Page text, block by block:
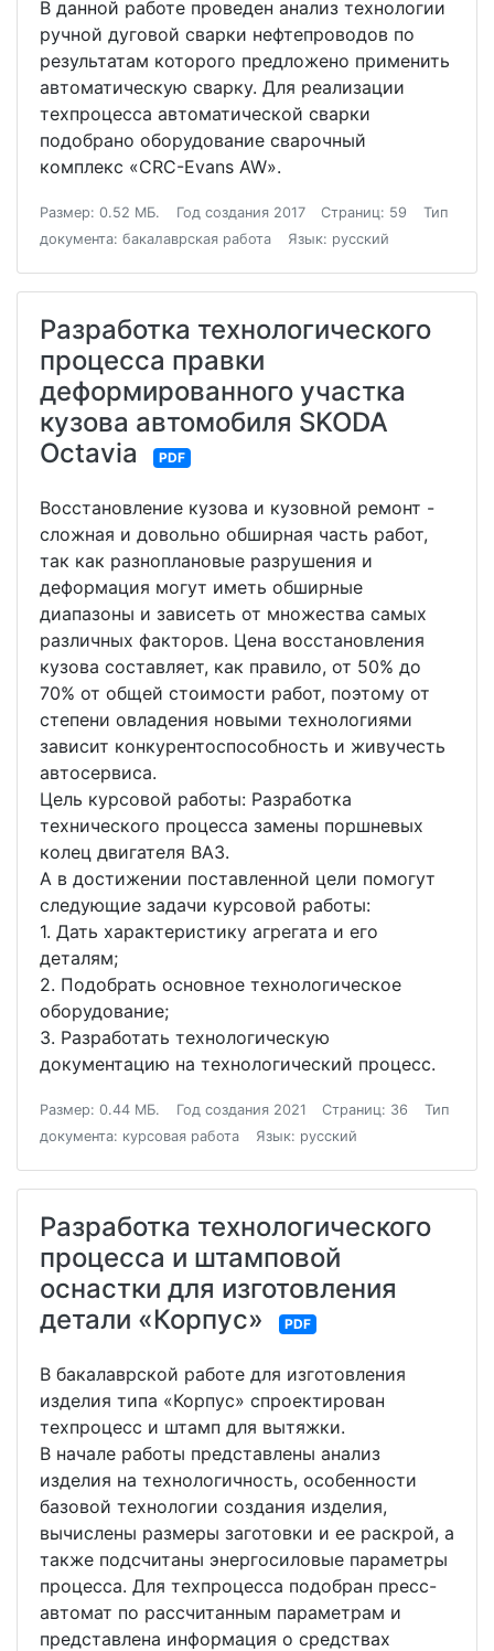
В данной работе проведен анализ технологии
ручной дуговой сварки нефтепроводов по
результатам которого предложено применить
автоматическую сварку. Для реализации
техпроцесса автоматической сварки
подобрано оборудование сварочный
комплекс «CRC-Evans AW».
Размер: 0.52 МБ. Год создания 2017 Страниц: 59
Тип
документа: бакалаврская работа
Язык: русский
Разработка технологического
процесса правки
деформированного участка
кузова автомобиля SKODA
Octavia
PDF
Восстановление кузова и кузовной ремонт -
сложная и довольно обширная часть работ,
так как разноплановые разрушения и
деформация могут иметь обширные
диапазоны и зависеть от множества самых
различных факторов. Цена восстановления
кузова составляет, как правило, от 50% до
70% от общей стоимости работ, поэтому от
степени овладения новыми технологиями
зависит конкурентоспособность и живучесть
автосервиса.
Цель курсовой работы: Разработка
технического процесса замены поршневых
колец двигателя ВАЗ.
А в достижении поставленной цели помогут
следующие задачи курсовой работы:
1. Дать характеристику агрегата и его
деталям;
2. Подобрать основное технологическое
оборудование;
3. Разработать технологическую
документацию на технологический процесс.
Размер: 0.44 МБ. Год создания 2021 Страниц: 36
Тип
документа: курсовая работа
Язык: русский
Разработка технологического
процесса и штамповой
оснастки для изготовления
детали «Корпус»
PDF
В бакалаврской работе для изготовления
изделия типа «Корпус» спроектирован
техпроцесс и штамп для вытяжки.
В начале работы представлены анализ
изделия на технологичность, особенности
базовой технологии создания изделия,
вычислены размеры заготовки и ее раскрой, а
также подсчитаны энергосиловые параметры
процесса. Для техпроцесса подобран пресс-
автомат по рассчитанным параметрам и
представлена информация о средствах